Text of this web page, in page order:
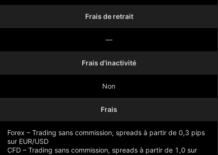
Frais de retrait
—
Frais d'inactivité
Non
Frais
Forex – Trading sans commission, spreads à partir de 0,3 pips
sur EUR/USD
CFD – Trading sans commission, spreads à partir de 1,0 sur